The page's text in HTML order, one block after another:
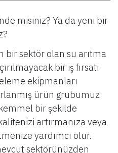
misiniz? Ya da yeni bir
bir sektör olan su arıtma
bir iş fırsatı
ekipmanları
ürün grubumuz
bir şekilde
artırmanıza veya
yardımcı olur.
sektörünüzden